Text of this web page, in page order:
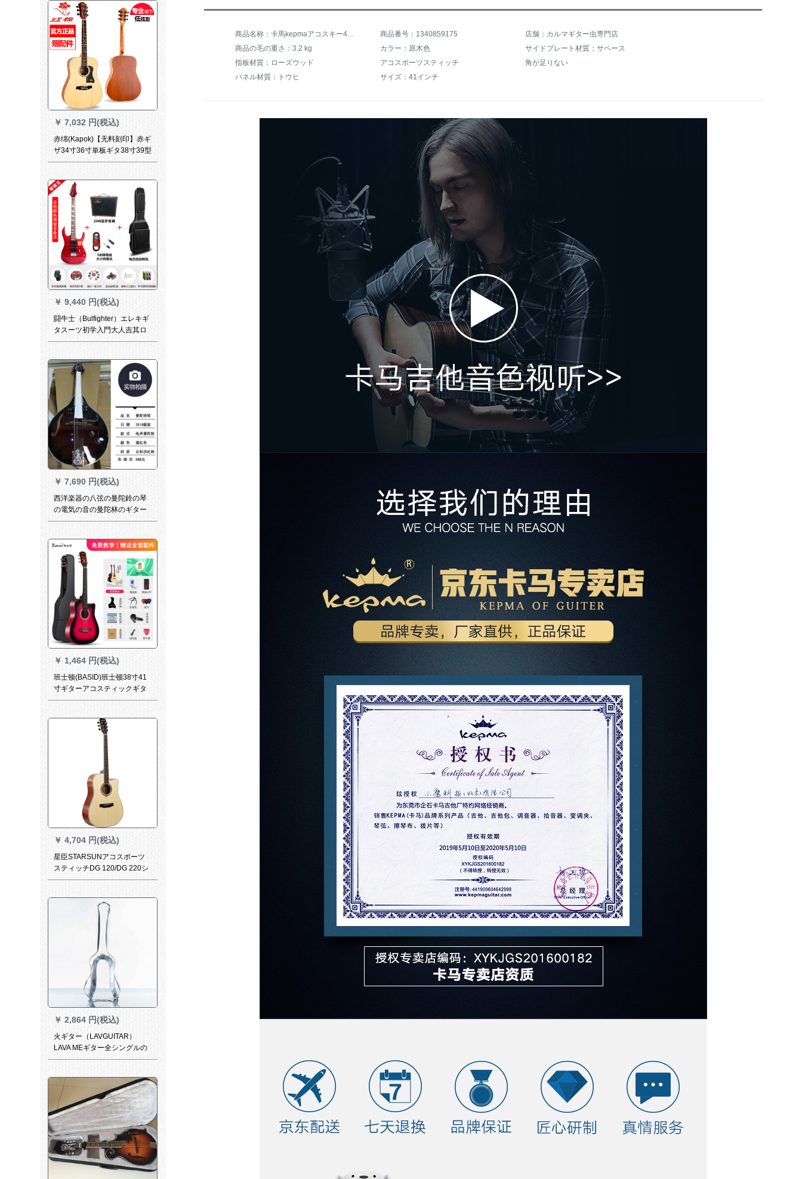
グ40寸の復古色の光(电箱
款)41
￥ 7,032 円(税込)
赤绵(Kapok)【无料刻印】赤ギ
ザ34寸36寸単板ギタ38寸39型
民谣检定子供男女旅行エレク
ルシングルボード
￥ 9,440 円(税込)
闘牛士（Bulfighter）エレキギ
タスーツ初学入門大人吉其ロ
ック小双揺エレキギターエレ
ススピーカー+ノイズ低減線*1
￥ 7,690 円(税込)
西洋楽器の八弦の曼陀鈴の琴
の電気の音の曼陀林のギター
の琴の民族の楽器のチベット
の赤色のサペレの材質
￥ 1,464 円(税込)
班士顿(BASID)班士顿38寸41
寸ギターアコスティックギタ
ー初心者ギター木ギター手作
￥ 4,704 円(税込)
星臣STARSUNアコスポーツ
スティッチDG 120/DG 220シ
リーズ星初心者キキ楽器レベ
220 C-Pマット原木色
￥ 2,864 円(税込)
火ギター（LAVGUITAR）
LAVA MEギター全シングルの
アコースティックスティッチ
バッグ
商品名称：卡馬kepmaアコスキー41寸初心者入門キキジタ楽器レベルアップカードD 1 Cマット原木色 商品番号：1340859175
店舗：カルマギター虫専門店
商品の毛の重さ：3.2 kg
カラー：原木色
サイドプレート材質：サペース
指板材質：ローズウッド
アコスポーツスティッチ
角が足りない
パネル材質：トウヒ
サイズ：41インチ